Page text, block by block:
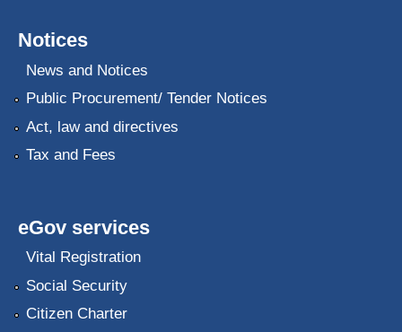
Notices
News and Notices
Public Procurement/ Tender Notices
Act, law and directives
Tax and Fees
eGov services
Vital Registration
Social Security
Citizen Charter